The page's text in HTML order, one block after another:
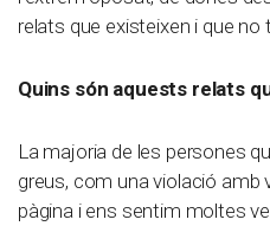
relats que existeixen i que no
Quins són aquests relats
La majoria de les persones
greus, com una violació amb
pàgina i ens sentim moltes